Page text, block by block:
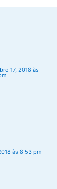
17, 2018 às
às 8:53 pm